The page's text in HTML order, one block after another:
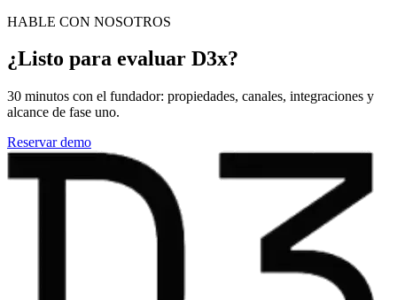
HABLE CON NOSOTROS
¿Listo para evaluar D3x?
30 minutos con el fundador: propiedades, canales, integraciones y
alcance de fase uno.
Reservar demo